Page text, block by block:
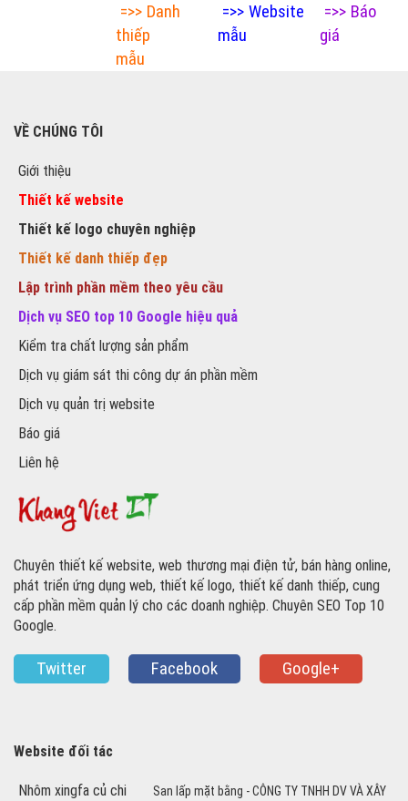
=>> Danh
thiếp
mẫu
=>> Website
mẫu
=>> Báo
giá
VỀ CHÚNG TÔI
Giới thiệu
Thiết kế website
Thiết kế logo chuyên nghiệp
Thiết kế danh thiếp đẹp
Lập trình phần mềm theo yêu cầu
Dịch vụ SEO top 10 Google hiệu quả
Kiểm tra chất lượng sản phẩm
Dịch vụ giám sát thi công dự án phần mềm
Dịch vụ quản trị website
Báo giá
Liên hệ
Chuyên thiết kế website, web thương mại điện tử, bán hàng online,
phát triển ứng dụng web, thiết kế logo, thiết kế danh thiếp, cung
cấp phần mềm quản lý cho các doanh nghiệp. Chuyên SEO Top 10
Google.
Twitter Facebook Google+
Website đối tác
Nhôm xingfa củ chi
San lấp mặt bằng - CÔNG TY TNHH DV VÀ XÂY